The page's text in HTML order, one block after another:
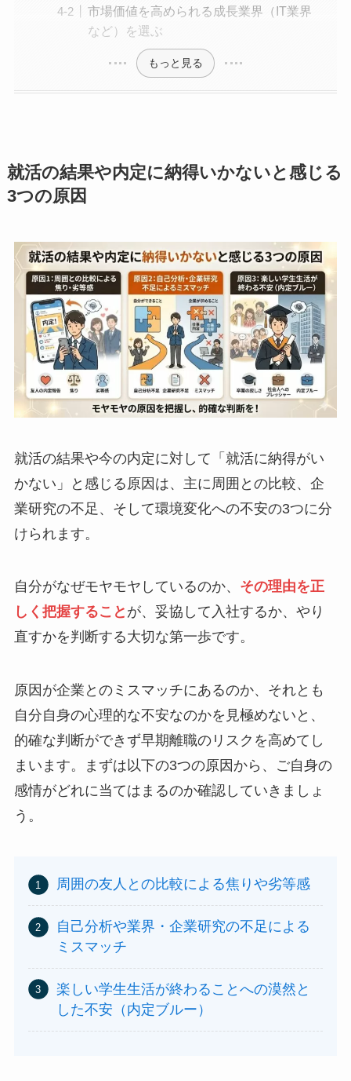
市場価値を高められる成長業界（IT業界
など）を選ぶ
もっと見る
就活の結果や内定に納得いかないと感じる
3つの原因
就活の結果や今の内定に対して「就活に納得がい
かない」と感じる原因は、主に周囲との比較、企
業研究の不足、そして環境変化への不安の3つに分
けられます。
自分がなぜモヤモヤしているのか、 その理由を正
しく把握すること が、妥協して入社するか、やり
直すかを判断する大切な第一歩です。
原因が企業とのミスマッチにあるのか、それとも
自分自身の心理的な不安なのかを見極めないと、
的確な判断ができず早期離職のリスクを高めてし
まいます。まずは以下の3つの原因から、ご自身の
感情がどれに当てはまるのか確認していきましょ
う。
周囲の友人との比較による焦りや劣等感
自己分析や業界・企業研究の不足による
ミスマッチ
楽しい学生生活が終わることへの漠然と
した不安（内定ブルー）